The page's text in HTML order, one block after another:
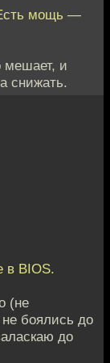
мощь —
мешает, и
снижать.
в BIOS.
(не
боялись до
до